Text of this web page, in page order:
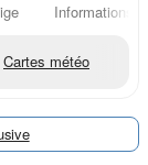
Informations
Cartes météo